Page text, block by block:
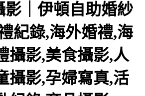
影｜伊頓自助婚紗
紀錄,海外婚禮,海
攝影,美食攝影,人
攝影,孕婦寫真,活